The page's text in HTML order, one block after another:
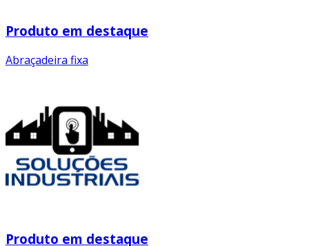
Produto em destaque
Abraçadeira fixa
Produto em destaque